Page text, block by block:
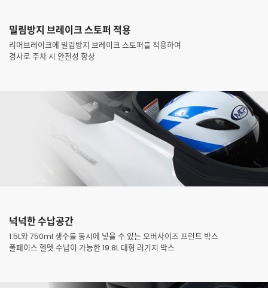
밀림방지 브레이크 스토퍼 적용
리어브레이크에 밀림방지 브레이크 스토퍼를 적용하여
경사로 주차 시 안전성 향상
넉넉한 수납공간
1.5L와 750ml 생수를 동시에 넣을 수 있는 오버사이즈 프런트 박스
풀페이스 헬멧 수납이 가능한 19.8L 대형 러기지 박스